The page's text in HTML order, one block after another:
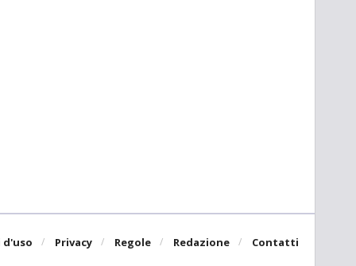
d'uso Privacy Regole Redazione Contatti